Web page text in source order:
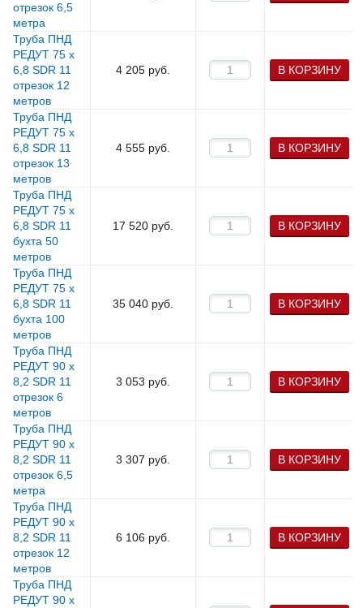
отрезок 6,5
метра
Труба ПНД
РЕДУТ 75 х
6,8 SDR 11
отрезок 12
метров
4 205 руб. В КОРЗИНУ
Труба ПНД
РЕДУТ 75 х
6,8 SDR 11
отрезок 13
метров
4 555 руб. В КОРЗИНУ
Труба ПНД
РЕДУТ 75 х
6,8 SDR 11
бухта 50
метров
17 520 руб. В КОРЗИНУ
Труба ПНД
РЕДУТ 75 х
6,8 SDR 11
бухта 100
метров
35 040 руб. В КОРЗИНУ
Труба ПНД
РЕДУТ 90 х
8,2 SDR 11
отрезок 6
метров
3 053 руб. В КОРЗИНУ
Труба ПНД
РЕДУТ 90 х
8,2 SDR 11
отрезок 6,5
метра
3 307 руб. В КОРЗИНУ
Труба ПНД
РЕДУТ 90 х
8,2 SDR 11
отрезок 12
метров
6 106 руб. В КОРЗИНУ
Труба ПНД
РЕДУТ 90 х